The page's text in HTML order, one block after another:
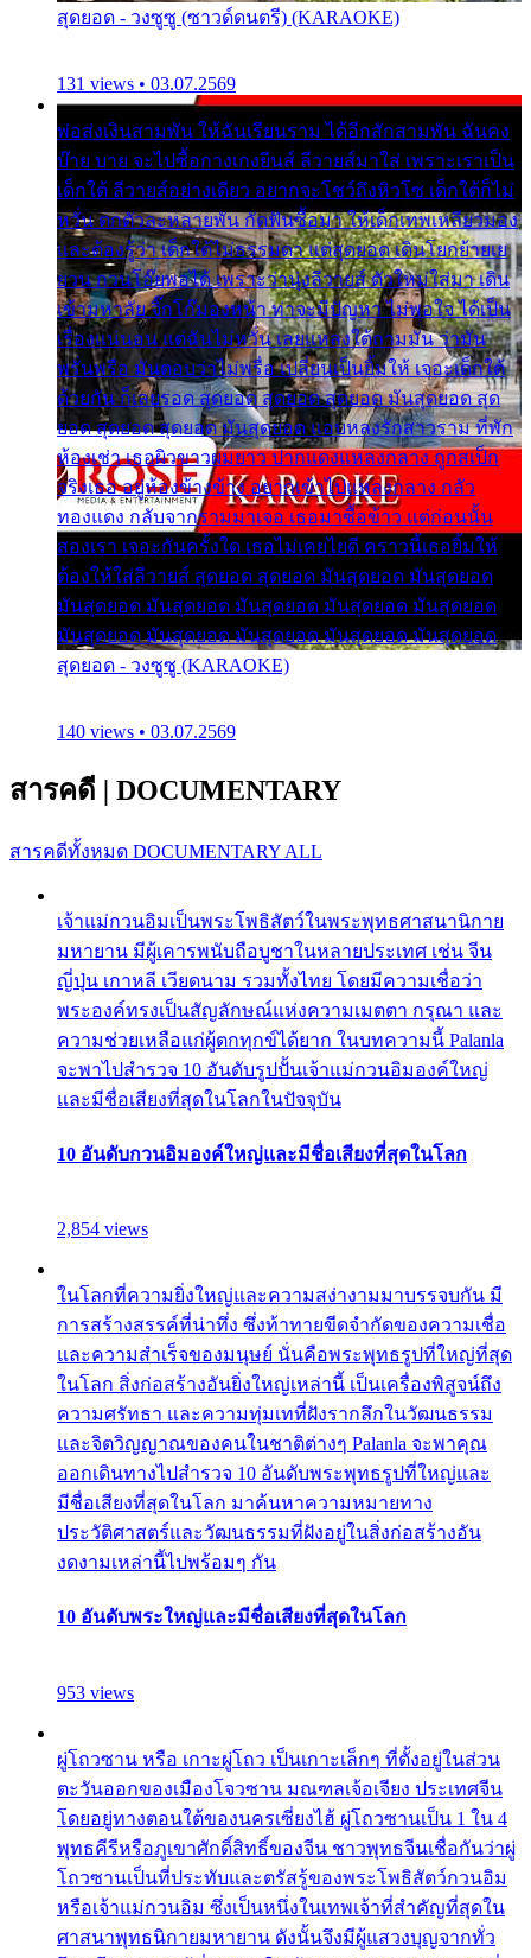
สุดยอด - วงซูซู (ซาวด์ดนตรี) (KARAOKE)
131 views • 03.07.2569
พ่อส่งเงินสามพัน ให้ฉันเรียนราม ได้อีกสักสามพัน ฉันคง
บ๊าย บาย จะไปซื้อกางเกงยีนส์ ลีวายส์มาใส่ เพราะเราเป็น
เด็กใต้ ลีวายส์อย่างเดียว อยากจะโชว์ถึงหิวโซ เด็กใต้ก็ไม่
หวั่น ตกตัวละหลายพัน กัดฟันซื้อมา ให้เด็กเทพเหลียวมอง
และต้องรู้ว่า เด็กใต้ไม่ธรรมดา แต่สุดยอด เดินโยกย้ายเย
ยวน กวนโอ๊ยพอได้ เพราะว่านุ่งลีวายส์ ตัวใหม่ใส่มา เดิน
เข้ามหาลัย จิ๊กโก๊มองหน้า ท่าจะมีปัญหา ไม่พอใจ ได้เป็น
เรื่องแน่นอน แต่ฉันไม่หวั่น เลยแหลงใต้ถามมัน ว่ามัน
พรั่นพรือ มันตอบว่าไม่พรื่อ เปลี่ยนเป็นยิ้มให้ เจอะเด็กใต้
ด้วยกัน ก็เลยรอด สุดยอด สุดยอด สุดยอด มันสุดยอด สุด
ยอด สุดยอด สุดยอด มันสุดยอด แอบหลงรักสาวราม ที่พัก
ห้องเช่า เธอผิวขาวผมยาว ปากแดงแหลงกลาง ถูกสเป็ก
จริงเธอ อยู่ห้องข้างข้าง อยากเข้าไปแหลงกลาง กลัว
ทองแดง กลับจากรามมาเจอ เธอมาซื้อข้าว แต่ก่อนนั้น
สองเรา เจอะกันครั้งใด เธอไม่เคยไยดี คราวนี้เธอยิ้มให้
ต้องให้ใส่ลีวายส์ สุดยอด สุดยอด มันสุดยอด มันสุดยอด
มันสุดยอด มันสุดยอด มันสุดยอด มันสุดยอด มันสุดยอด
มันสุดยอด มันสุดยอด มันสุดยอด มันสุดยอด มันสุดยอด
สุดยอด - วงซูซู (KARAOKE)
140 views • 03.07.2569
สารคดี | DOCUMENTARY
สารคดีทั้งหมด DOCUMENTARY ALL
เจ้าแม่กวนอิมเป็นพระโพธิสัตว์ในพระพุทธศาสนานิกาย
มหายาน มีผู้เคารพนับถือบูชาในหลายประเทศ เช่น จีน
ญี่ปุ่น เกาหลี เวียดนาม รวมทั้งไทย โดยมีความเชื่อว่า
พระองค์ทรงเป็นสัญลักษณ์แห่งความเมตตา กรุณา และ
ความช่วยเหลือแก่ผู้ตกทุกข์ได้ยาก ในบทความนี้ Palanla
จะพาไปสำรวจ 10 อันดับรูปปั้นเจ้าแม่กวนอิมองค์ใหญ่
และมีชื่อเสียงที่สุดในโลกในปัจจุบัน
10 อันดับกวนอิมองค์ใหญ่และมีชื่อเสียงที่สุดในโลก
2,854 views
ในโลกที่ความยิ่งใหญ่และความสง่างามมาบรรจบกัน มี
การสร้างสรรค์ที่น่าทึ่ง ซึ่งท้าทายขีดจำกัดของความเชื่อ
และความสำเร็จของมนุษย์ นั่นคือพระพุทธรูปที่ใหญ่ที่สุด
ในโลก สิ่งก่อสร้างอันยิ่งใหญ่เหล่านี้ เป็นเครื่องพิสูจน์ถึง
ความศรัทธา และความทุ่มเทที่ฝังรากลึกในวัฒนธรรม
และจิตวิญญาณของคนในชาติต่างๆ Palanla จะพาคุณ
ออกเดินทางไปสำรวจ 10 อันดับพระพุทธรูปที่ใหญ่และ
มีชื่อเสียงที่สุดในโลก มาค้นหาความหมายทาง
ประวัติศาสตร์และวัฒนธรรมที่ฝังอยู่ในสิ่งก่อสร้างอัน
งดงามเหล่านี้ไปพร้อมๆ กัน
10 อันดับพระใหญ่และมีชื่อเสียงที่สุดในโลก
953 views
ผู่โถวซาน หรือ เกาะผู่โถว เป็นเกาะเล็กๆ ที่ตั้งอยู่ในส่วน
ตะวันออกของเมืองโจวซาน มณฑลเจ้อเจียง ประเทศจีน
โดยอยู่ทางตอนใต้ของนครเซี่ยงไฮ้ ผู่โถวซานเป็น 1 ใน 4
พุทธคีรีหรือภูเขาศักดิ์สิทธิ์ของจีน ชาวพุทธจีนเชื่อกันว่าผู่
โถวซานเป็นที่ประทับและตรัสรู้ของพระโพธิสัตว์กวนอิม
หรือเจ้าแม่กวนอิม ซึ่งเป็นหนึ่งในเทพเจ้าที่สำคัญที่สุดใน
ศาสนาพุทธนิกายมหายาน ดังนั้นจึงมีผู้แสวงบุญจากทั่ว